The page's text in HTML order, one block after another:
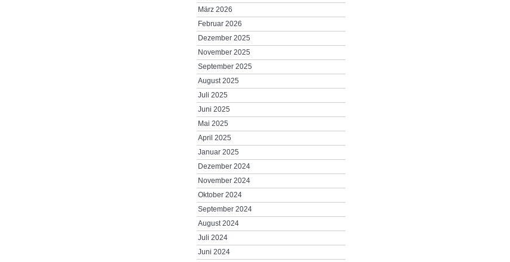
März 2026
Februar 2026
Dezember 2025
November 2025
September 2025
August 2025
Juli 2025
Juni 2025
Mai 2025
April 2025
Januar 2025
Dezember 2024
November 2024
Oktober 2024
September 2024
August 2024
Juli 2024
Juni 2024